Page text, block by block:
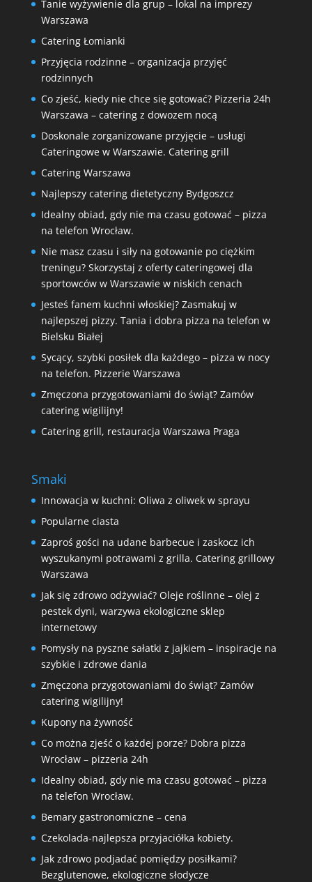
Tanie wyżywienie dla grup – lokal na imprezy
Warszawa
Catering Łomianki
Przyjęcia rodzinne – organizacja przyjęć
rodzinnych
Co zjeść, kiedy nie chce się gotować? Pizzeria 24h
Warszawa – catering z dowozem nocą
Doskonale zorganizowane przyjęcie – usługi
Cateringowe w Warszawie. Catering grill
Catering Warszawa
Najlepszy catering dietetyczny Bydgoszcz
Idealny obiad, gdy nie ma czasu gotować – pizza
na telefon Wrocław.
Nie masz czasu i siły na gotowanie po ciężkim
treningu? Skorzystaj z oferty cateringowej dla
sportowców w Warszawie w niskich cenach
Jesteś fanem kuchni włoskiej? Zasmakuj w
najlepszej pizzy. Tania i dobra pizza na telefon w
Bielsku Białej
Sycący, szybki posiłek dla każdego – pizza w nocy
na telefon. Pizzerie Warszawa
Zmęczona przygotowaniami do świąt? Zamów
catering wigilijny!
Catering grill, restauracja Warszawa Praga
Smaki
Innowacja w kuchni: Oliwa z oliwek w sprayu
Popularne ciasta
Zaproś gości na udane barbecue i zaskocz ich
wyszukanymi potrawami z grilla. Catering grillowy
Warszawa
Jak się zdrowo odżywiać? Oleje roślinne – olej z
pestek dyni, warzywa ekologiczne sklep
internetowy
Pomysły na pyszne sałatki z jajkiem – inspiracje na
szybkie i zdrowe dania
Zmęczona przygotowaniami do świąt? Zamów
catering wigilijny!
Kupony na żywność
Co można zjeść o każdej porze? Dobra pizza
Wrocław – pizzeria 24h
Idealny obiad, gdy nie ma czasu gotować – pizza
na telefon Wrocław.
Bemary gastronomiczne – cena
Czekolada-najlepsza przyjaciółka kobiety.
Jak zdrowo podjadać pomiędzy posiłkami?
Bezglutenowe, ekologiczne słodycze